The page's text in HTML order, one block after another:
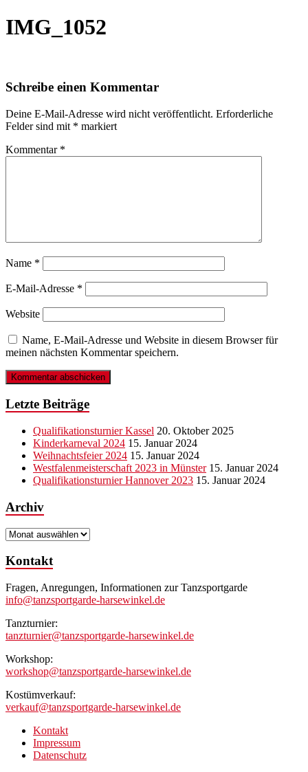
IMG_1052
Schreibe einen Kommentar
Deine E-Mail-Adresse wird nicht veröffentlicht. Erforderliche
Felder sind mit * markiert
Kommentar *
Name *
E-Mail-Adresse *
Website
Name, E-Mail-Adresse und Website in diesem Browser für
meinen nächsten Kommentar speichern.
Letzte Beiträge
Qualifikationsturnier Kassel 20. Oktober 2025
Kinderkarneval 2024 15. Januar 2024
Weihnachtsfeier 2024 15. Januar 2024
Westfalenmeisterschaft 2023 in Münster 15. Januar 2024
Qualifikationsturnier Hannover 2023 15. Januar 2024
Archiv
Archiv
Kontakt
Fragen, Anregungen, Informationen zur Tanzsportgarde
info@tanzsportgarde-harsewinkel.de
Tanzturnier:
tanzturnier@tanzsportgarde-harsewinkel.de
Workshop:
workshop@tanzsportgarde-harsewinkel.de
Kostümverkauf:
verkauf@tanzsportgarde-harsewinkel.de
Kontakt
Impressum
Datenschutz